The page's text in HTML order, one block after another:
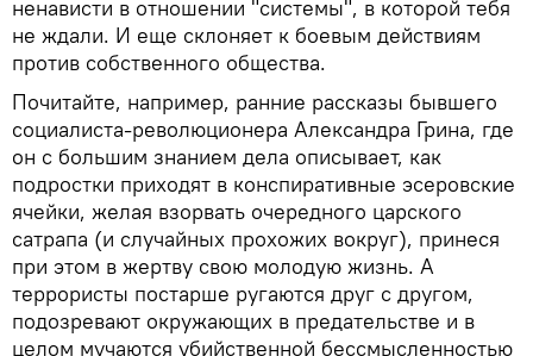
ненависти в отношении "системы", в которой тебя
не ждали. И еще склоняет к боевым действиям
против собственного общества.
Почитайте, например, ранние рассказы бывшего
социалиста-революционера Александра Грина, где
он с большим знанием дела описывает, как
подростки приходят в конспиративные эсеровские
ячейки, желая взорвать очередного царского
сатрапа (и случайных прохожих вокруг), принеся
при этом в жертву свою молодую жизнь. А
террористы постарше ругаются друг с другом,
подозревают окружающих в предательстве и в
целом мучаются убийственной бессмысленностью